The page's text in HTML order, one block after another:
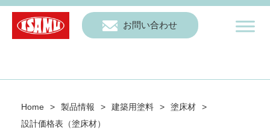
お問い合わせ
Home > 製品情報 > 建築用塗料 > 塗床材
>
設計価格表（塗床材）